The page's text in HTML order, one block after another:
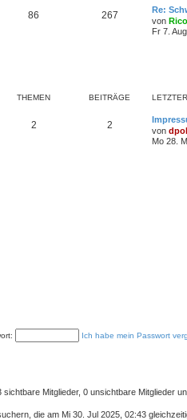
86 267
Re:
von
Fr 7.
THEMEN BEITRÄGE
2 2
von
Mo 28.
Ich habe mein Passwort
sichtbare Mitglieder, 0 unsichtbare Mitglieder
die am Mi 30. Jul 2025, 02:43